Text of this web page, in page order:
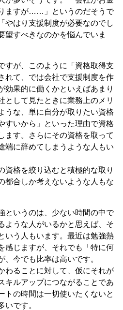
ますが……」というのだそうで
やはり支援制度が必要なのでし
望すべきなのかを悩んでいま
すが、このように「資格取得支
れて、では会社で支援制度を作
効果的に働くかといえばあまり
として見たときに業務上のメリ
うな、単に自分が取りたい資格
すいから」といった理由で資格
ます。さらにその資格を取って
端に辞めてしまうような人もい
資格を絞り込むと積極的な取り
都合しか考えないような人もな
というのは、少ない時間の中で
ような人がいるかと思えば、そ
いう人もいます。最近は勉強熱
感じますが、それでも「特に何
、今でも比率は高いです。
わることに対して、仮にそれが
キルアップにつながることであ
トの時間は一切使いたくないと
いです。